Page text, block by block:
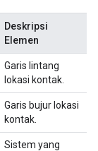
Deskripsi
Elemen
Garis lintang
lokasi kontak.
Garis bujur lokasi
kontak.
Sistem yang